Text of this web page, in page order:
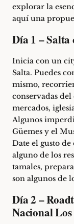
explorar la
aquí una
Día 1 –
Inicia con un
Salta. Puedes
mismo,
conservadas
mercados,
Algunos
Güemes y el
Date el gusto
alguno de los
tamales,
son algunos de
Día 2 –
Nacional